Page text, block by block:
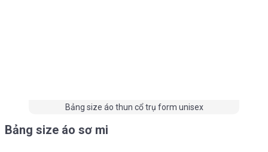
Bảng size áo thun cổ trụ form unisex
Bảng size áo sơ mi